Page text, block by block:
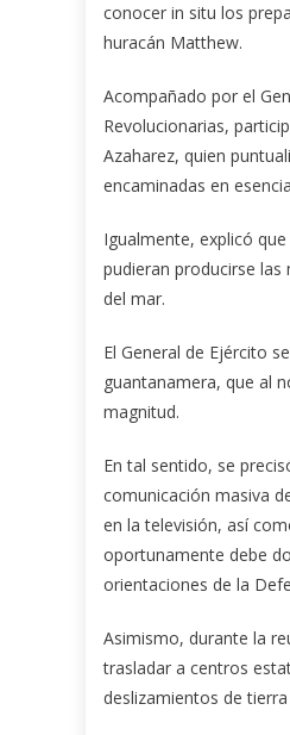
conocer in situ los
huracán Matthew.
Acompañado por el
Revolucionarias,
Azaharez, quien
encaminadas en
Igualmente, explicó
pudieran producirse
del mar.
El General de Ejército
guantanamera, que al
magnitud.
En tal sentido, se
comunicación masiva
en la televisión, así
oportunamente debe
orientaciones de la
Asimismo, durante la
trasladar a centros
deslizamientos de